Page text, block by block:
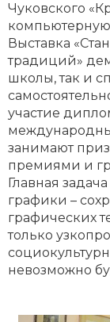
Чуковского
компьютерную
Выставка
традиций»
школы, так и
участие
занимают
премиями и
Главная
графики –
графических
только
невозможно